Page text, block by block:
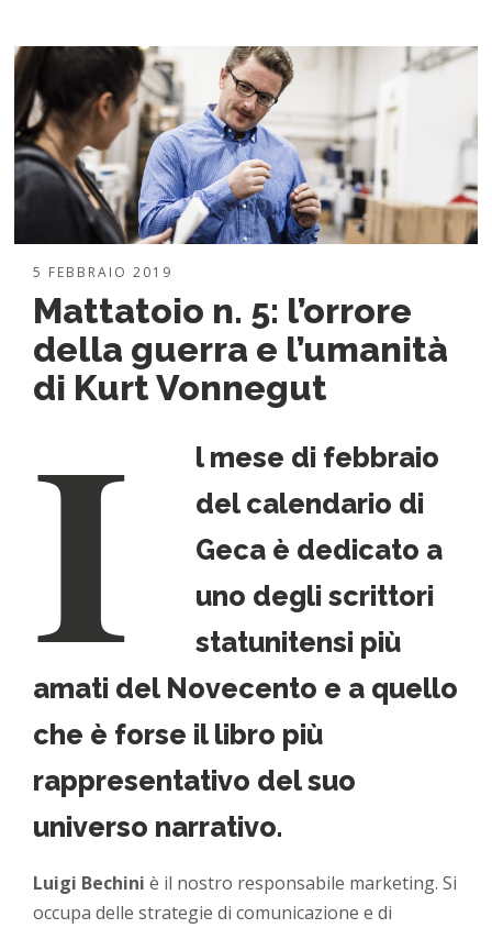
5 FEBBRAIO 2019
Mattatoio n. 5: l’orrore
della guerra e l’umanità
di Kurt Vonnegut
I
l mese di febbraio
del calendario di
Geca è dedicato a
uno degli scrittori
statunitensi più
amati del Novecento e a quello
che è forse il libro più
rappresentativo del suo
universo narrativo.
Luigi Bechini è il nostro responsabile marketing. Si
occupa delle strategie di comunicazione e di